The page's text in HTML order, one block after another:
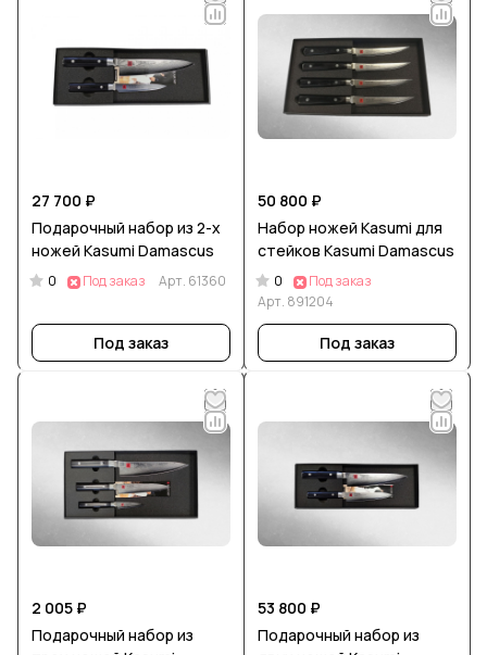
27 700 ₽
Подарочный набор из 2-х
ножей Kasumi Damascus
0 Под заказ Арт. 61360
Под заказ
50 800 ₽
Набор ножей Kasumi для
стейков Kasumi Damascus
0
Под заказ
Арт. 891204
Под заказ
2 005 ₽
Подарочный набор из
53 800 ₽
Подарочный набор из